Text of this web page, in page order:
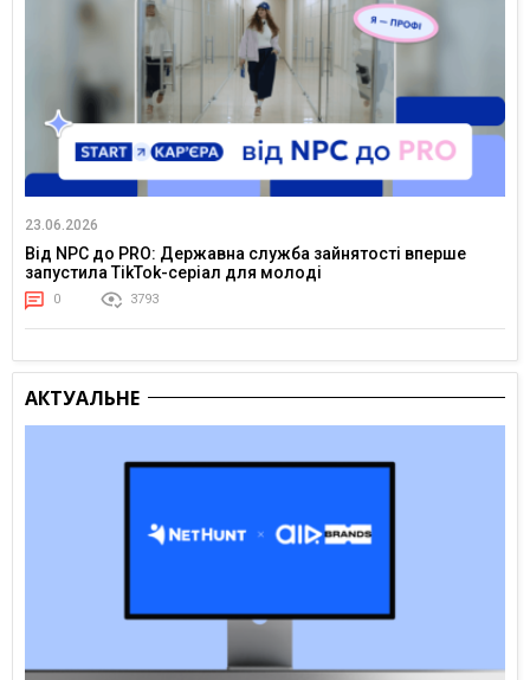
23.06.2026
Від NPC до PRO: Державна служба зайнятості вперше
запустила TikTok-серіал для молоді
0 3793
АКТУАЛЬНЕ